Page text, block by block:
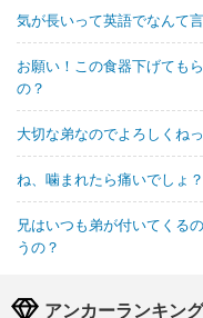
気が長いって英語でなんて
お願い！この食器下げても
の？
大切な弟なのでよろしくね
ね、噛まれたら痛いでしょ
兄はいつも弟が付いてくる
うの？
アンカーランキング